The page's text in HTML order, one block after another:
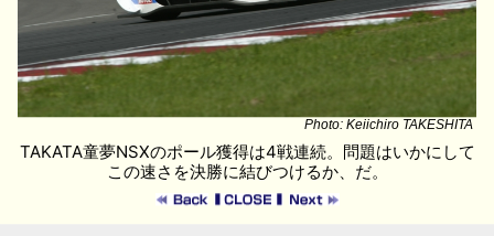
Photo: Keiichiro TAKESHITA
TAKATA童夢NSXのポール獲得は4戦連続。問題はいかにして
この速さを決勝に結びつけるか、だ。